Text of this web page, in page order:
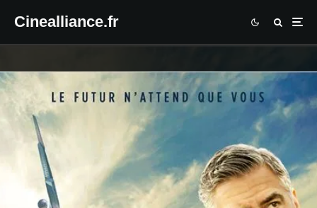
Cinealliance.fr